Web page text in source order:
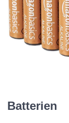
Batterien